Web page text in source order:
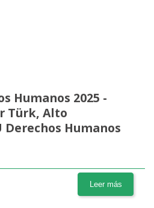
Humanos 2025 -
Türk, Alto
Derechos Humanos
Leer más